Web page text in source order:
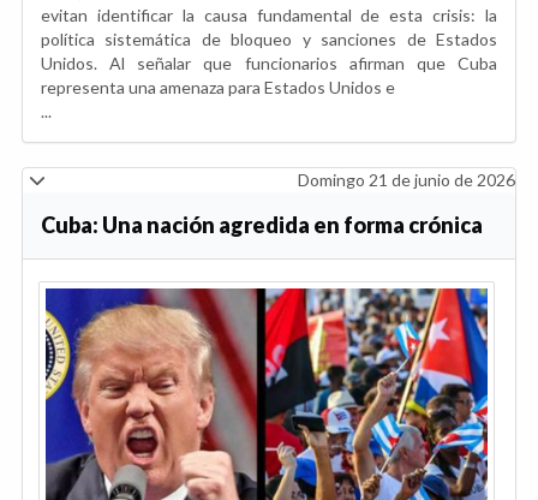
evitan identificar la causa fundamental de esta crisis: la
política sistemática de bloqueo y sanciones de Estados
Unidos. Al señalar que funcionarios afirman que Cuba
representa una amenaza para Estados Unidos e
...
Domingo 21 de junio de 2026
Cuba: Una nación agredida en forma crónica